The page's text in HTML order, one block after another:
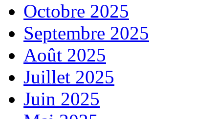
Octobre 2025
Septembre 2025
Août 2025
Juillet 2025
Juin 2025